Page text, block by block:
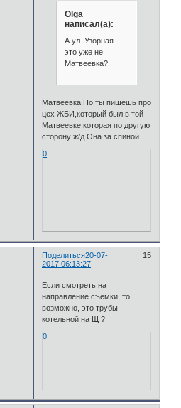
Olga
написал(а):
А ул. Узорная -
это уже не
Матвеевка?
Матвеевка.Но ты пишешь про
цех ЖБИ,который был в той
Матвеевке,которая по другую
сторону ж/д.Она за спиной.
0
Поделиться 15
20-07-
2017 06:13:27
Если смотреть на
направление съемки, то
возможно, это трубы
котельной на Щ ?
0